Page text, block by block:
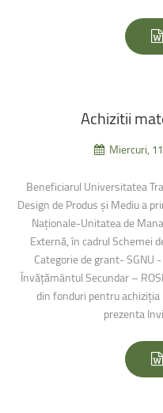
Achizitii
Miercuri,
Beneficiarul Universitatea
Design de Produs și Mediu a
Naționale-Unitatea de
Externă, în cadrul Schemei
Categorie de grant- SGNU
Învățământul Secundar –
din fonduri pentru
prezenta